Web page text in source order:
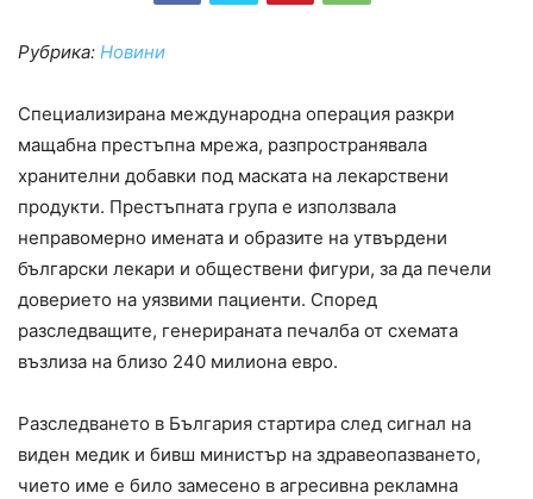
Рубрика: Новини
Специализирана международна операция разкри
мащабна престъпна мрежа, разпространявала
хранителни добавки под маската на лекарствени
продукти. Престъпната група е използвала
неправомерно имената и образите на утвърдени
български лекари и обществени фигури, за да печели
доверието на уязвими пациенти. Според
разследващите, генерираната печалба от схемата
възлиза на близо 240 милиона евро.
Разследването в България стартира след сигнал на
виден медик и бивш министър на здравеопазването,
чието име е било замесено в агресивна рекламна